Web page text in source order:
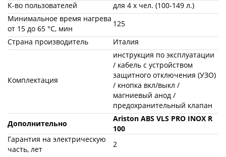
К-во пользователей
для 4 х чел. (100-149 л.)
Минимальное время нагрева
от 15 до 65 °С, мин
125
Страна производитель
Италия
Комплектация
инструкция по эксплуатации
/ кабель с устройством
защитного отключения (УЗО)
/ кнопка вкл/выкл /
магниевый анод /
предохранительный клапан
Дополнительно
Ariston ABS VLS PRO INOX R
100
Гарантия на электрическую
часть, лет
2